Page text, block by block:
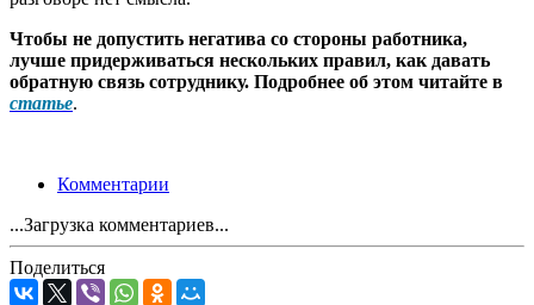
Чтобы не допустить негатива со стороны работника,
лучше придерживаться нескольких правил, как давать
обратную связь сотруднику. Подробнее об этом читайте в
статье.
Комментарии
...Загрузка комментариев...
Поделиться